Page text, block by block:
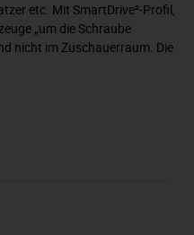
etc. Mit SmartDrive²-Profil,
„um die Schraube
nicht im Zuschauerraum. Die